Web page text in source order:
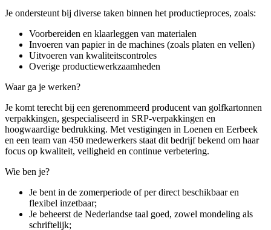
Je ondersteunt bij diverse taken binnen het productieproces, zoals:
Voorbereiden en klaarleggen van materialen
Invoeren van papier in de machines (zoals platen en vellen)
Uitvoeren van kwaliteitscontroles
Overige productiewerkzaamheden
Waar ga je werken?
Je komt terecht bij een gerenommeerd producent van golfkartonnen
verpakkingen, gespecialiseerd in SRP-verpakkingen en
hoogwaardige bedrukking. Met vestigingen in Loenen en Eerbeek
en een team van 450 medewerkers staat dit bedrijf bekend om haar
focus op kwaliteit, veiligheid en continue verbetering.
Wie ben je?
Je bent in de zomerperiode of per direct beschikbaar en
flexibel inzetbaar;
Je beheerst de Nederlandse taal goed, zowel mondeling als
schriftelijk;